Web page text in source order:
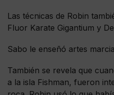
Las técnicas de Robin
Fluor Karate Gigantium y
Sabo le enseñó artes
También se revela que
a la isla Fishman, fueron